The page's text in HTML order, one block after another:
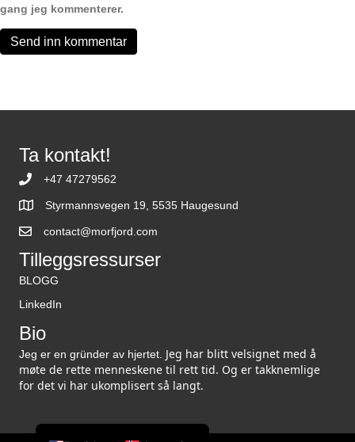
gang jeg kommenterer.
Ta kontakt!
+47 47279562
Styrmannsvegen 19, 5535 Haugesund
contact@morfjord.com
Tilleggsressurser
BLOGG
LinkedIn
Bio
Jeg er en gründer av hjertet. Jeg har blitt velsignet med å
møte de rette menneskene til rett tid. Og er takknemlige
for det vi har ukomplisert så langt.